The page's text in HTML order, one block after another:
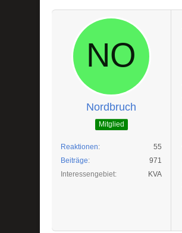
Nordbruch
Mitglied
Reaktionen
55
Beiträge
971
Interessengebiet
KVA